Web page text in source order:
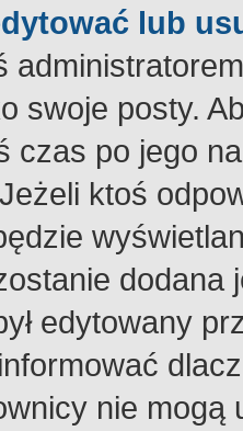
lub
swoje posty.
czas po jego
ktoś
dodana
edytowany
nie